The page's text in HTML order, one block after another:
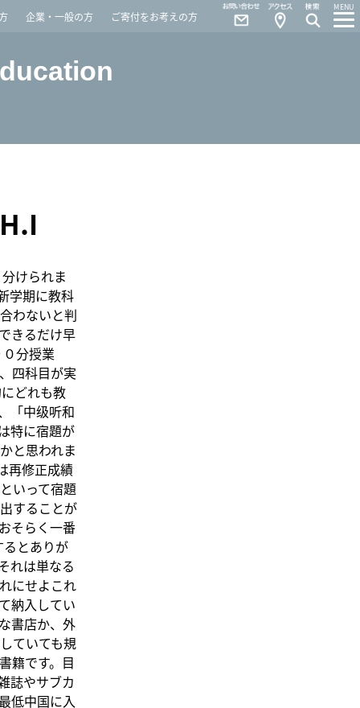
企業・一般の方 ご寄付をお考えの方
MENU
Access
Contact
けられま
学期に教科
わないと判
きるだけ早
分授業
四科目が実
どれも教
「中级听和
特に宿題が
と思われま
再修正成績
いって宿題
することが
そらく一番
とありが
れは単なる
にせよこれ
納入してい
書店か、外
ていても規
籍です。目
誌やサブカ
低中国に入